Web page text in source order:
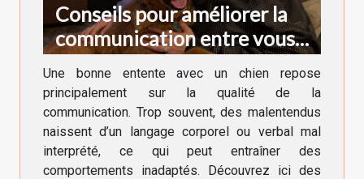
Conseils pour améliorer la
communication entre vous
et votre chien
Une bonne entente avec un chien repose
principalement sur la qualité de la
communication. Trop souvent, des malentendus
naissent d’un langage corporel ou verbal mal
interprété, ce qui peut entraîner des
comportements inadaptés. Découvrez ici des